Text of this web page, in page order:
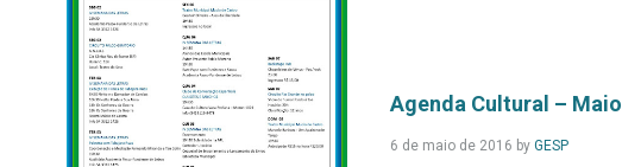
Agenda Cultural – Maio
6 de maio de 2016 by GESPLeia